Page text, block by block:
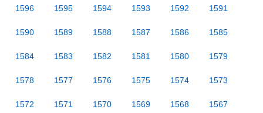
1596 1595 1594 1593 1592 1591
1590 1589 1588 1587 1586 1585
1584 1583 1582 1581 1580 1579
1578 1577 1576 1575 1574 1573
1572 1571 1570 1569 1568 1567